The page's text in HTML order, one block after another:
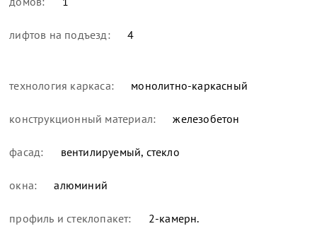
лифтов на подъезд: 4
технология каркаса: монолитно-каркасный
конструкционный материал: железобетон
фасад: вентилируемый, стекло
окна: алюминий
профиль и стеклопакет: 2-камерн.